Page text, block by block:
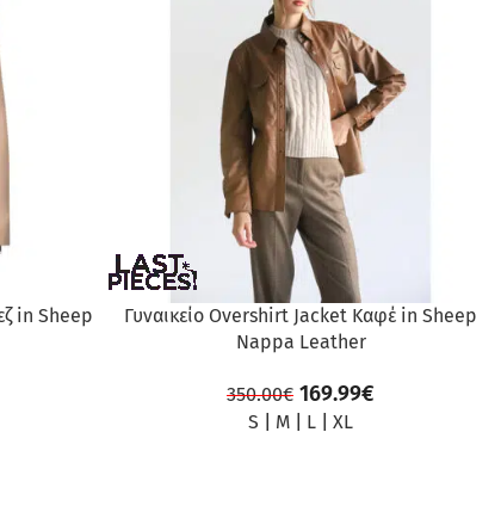
in Sheep
Γυναικείο Overshirt Jacket Καφέ in Sheep
Nappa Leather
350.00€ 169.99€
S M L XL